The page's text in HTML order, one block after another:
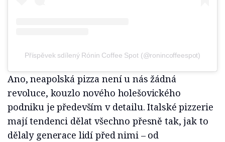
Příspěvek sdílený Rónin Coffee Spot (@ronincoffeespot)
Ano, neapolská pizza není u nás žádná
revoluce, kouzlo nového holešovického
podniku je především v detailu. Italské pizzerie
mají tendenci dělat všechno přesně tak, jak to
dělaly generace lidí před nimi – od